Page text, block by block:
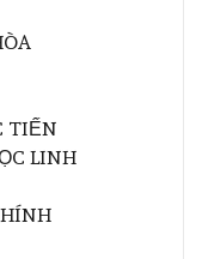
TIẾN
LINH